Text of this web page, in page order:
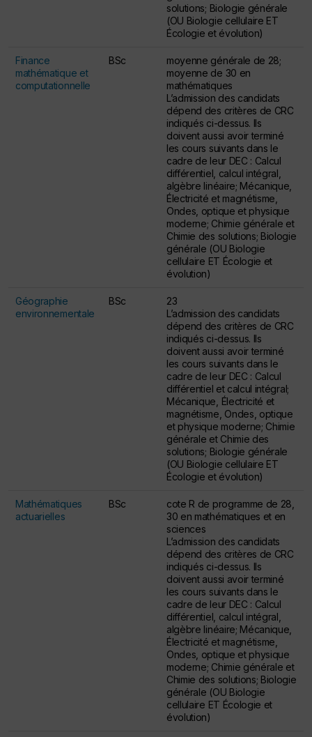
solutions; Biologie générale
(OU Biologie cellulaire ET
Écologie et évolution)
Finance
mathématique et
computationnelle
BSc
moyenne générale de 28;
moyenne de 30 en
mathématiques
L’admission des candidats
dépend des critères de CRC
indiqués ci-dessus. Ils
doivent aussi avoir terminé
les cours suivants dans le
cadre de leur DEC : Calcul
différentiel, calcul intégral,
algèbre linéaire; Mécanique,
Électricité et magnétisme,
Ondes, optique et physique
moderne; Chimie générale et
Chimie des solutions; Biologie
générale (OU Biologie
cellulaire ET Écologie et
évolution)
Géographie
environnementale
BSc
23
L’admission des candidats
dépend des critères de CRC
indiqués ci-dessus. Ils
doivent aussi avoir terminé
les cours suivants dans le
cadre de leur DEC : Calcul
différentiel et calcul intégral;
Mécanique, Électricité et
magnétisme, Ondes, optique
et physique moderne; Chimie
générale et Chimie des
solutions; Biologie générale
(OU Biologie cellulaire ET
Écologie et évolution)
Mathématiques
actuarielles
BSc
cote R de programme de 28,
30 en mathématiques et en
sciences
L’admission des candidats
dépend des critères de CRC
indiqués ci-dessus. Ils
doivent aussi avoir terminé
les cours suivants dans le
cadre de leur DEC : Calcul
différentiel, calcul intégral,
algèbre linéaire; Mécanique,
Électricité et magnétisme,
Ondes, optique et physique
moderne; Chimie générale et
Chimie des solutions; Biologie
générale (OU Biologie
cellulaire ET Écologie et
évolution)